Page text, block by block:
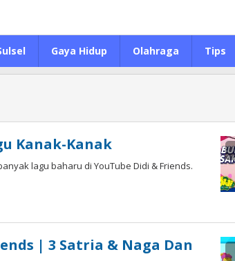
Gaya Hidup Olahraga Tips
Kanak-Kanak
lagu baharu di YouTube Didi & Friends.
| 3 Satria & Naga Dan